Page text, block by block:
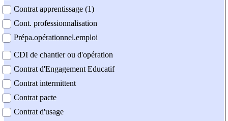
Contrat apprentissage (1)
Cont. professionnalisation
Prépa.opérationnel.emploi
CDI de chantier ou d'opération
Contrat d'Engagement Educatif
Contrat intermittent
Contrat pacte
Contrat d'usage